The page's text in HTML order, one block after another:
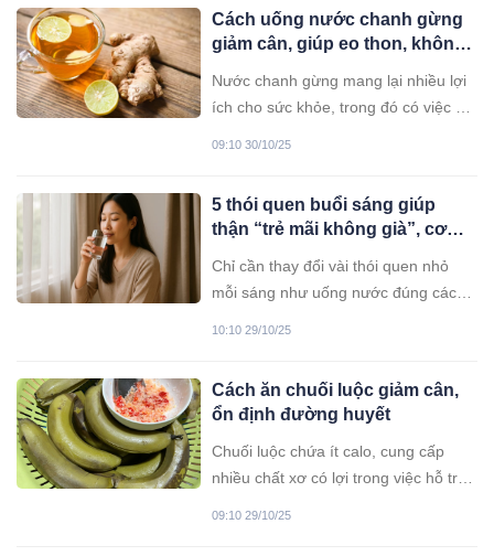
Cách uống nước chanh gừng
giảm cân, giúp eo thon, không
Nước chanh gừng mang lại nhiều lợi
ích cho sức khỏe, trong đó có việc hỗ
09:10 30/10/25
5 thói quen buổi sáng giúp
thận “trẻ mãi không già”, cơ
Chỉ cần thay đổi vài thói quen nhỏ
mỗi sáng như uống nước đúng cách,
Dưới đây là những bí quyết đơn giản
nhưng hiệu quả mà ai cũng có thể
bắt đầu từ hôm nay.
10:10 29/10/25
Cách ăn chuối luộc giảm cân,
ổn định đường huyết
Chuối luộc chứa ít calo, cung cấp
nhiều chất xơ có lợi trong việc hỗ trợ
09:10 29/10/25